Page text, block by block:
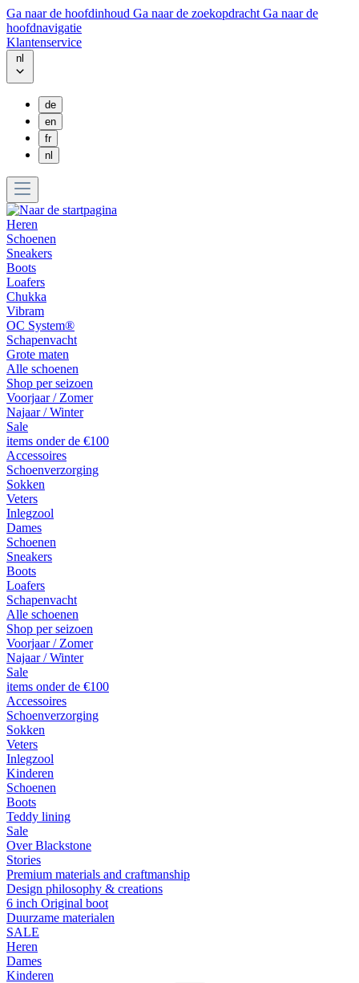
Ga naar de hoofdinhoud Ga naar de zoekopdracht Ga naar de
hoofdnavigatie
Klantenservice
nl
de
en
fr
nl
Heren
Schoenen
Sneakers
Boots
Loafers
Chukka
Vibram
OC System®
Schapenvacht
Grote maten
Alle schoenen
Shop per seizoen
Voorjaar / Zomer
Najaar / Winter
Sale
items onder de €100
Accessoires
Schoenverzorging
Sokken
Veters
Inlegzool
Dames
Schoenen
Sneakers
Boots
Loafers
Schapenvacht
Alle schoenen
Shop per seizoen
Voorjaar / Zomer
Najaar / Winter
Sale
items onder de €100
Accessoires
Schoenverzorging
Sokken
Veters
Inlegzool
Kinderen
Schoenen
Boots
Teddy lining
Sale
Over Blackstone
Stories
Premium materials and craftmanship
Design philosophy & creations
6 inch Original boot
Duurzame materialen
SALE
Heren
Dames
Kinderen